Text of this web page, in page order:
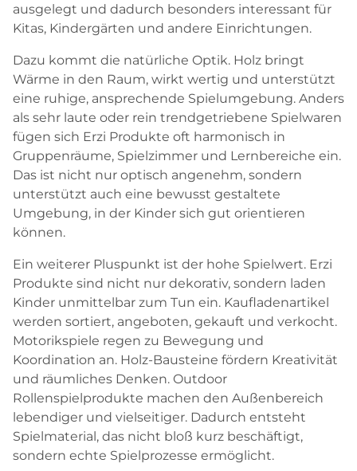
ausgelegt und dadurch besonders interessant für
Kitas, Kindergärten und andere Einrichtungen.
Dazu kommt die natürliche Optik. Holz bringt
Wärme in den Raum, wirkt wertig und unterstützt
eine ruhige, ansprechende Spielumgebung. Anders
als sehr laute oder rein trendgetriebene Spielwaren
fügen sich Erzi Produkte oft harmonisch in
Gruppenräume, Spielzimmer und Lernbereiche ein.
Das ist nicht nur optisch angenehm, sondern
unterstützt auch eine bewusst gestaltete
Umgebung, in der Kinder sich gut orientieren
können.
Ein weiterer Pluspunkt ist der hohe Spielwert. Erzi
Produkte sind nicht nur dekorativ, sondern laden
Kinder unmittelbar zum Tun ein. Kaufladenartikel
werden sortiert, angeboten, gekauft und verkocht.
Motorikspiele regen zu Bewegung und
Koordination an. Holz-Bausteine fördern Kreativität
und räumliches Denken. Outdoor
Rollenspielprodukte machen den Außenbereich
lebendiger und vielseitiger. Dadurch entsteht
Spielmaterial, das nicht bloß kurz beschäftigt,
sondern echte Spielprozesse ermöglicht.